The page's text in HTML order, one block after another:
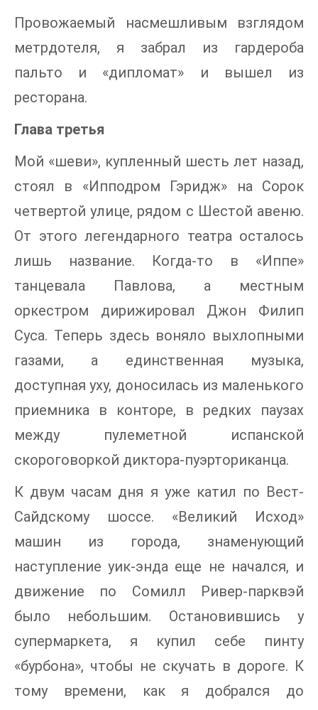
Провожаемый насмешливым взглядом
метрдотеля, я забрал из гардероба
пальто и «дипломат» и вышел из
ресторана.
Глава третья
Мой «шеви», купленный шесть лет назад,
стоял в «Ипподром Гэридж» на Сорок
четвертой улице, рядом с Шестой авеню.
От этого легендарного театра осталось
лишь название. Когда-то в «Иппе»
танцевала Павлова, а местным
оркестром дирижировал Джон Филип
Суса. Теперь здесь воняло выхлопными
газами, а единственная музыка,
доступная уху, доносилась из маленького
приемника в конторе, в редких паузах
между пулеметной испанской
скороговоркой диктора-пуэрториканца.
К двум часам дня я уже катил по Вест-
Сайдскому шоссе. «Великий Исход»
машин из города, знаменующий
наступление уик-энда еще не начался, и
движение по Сомилл Ривер-парквэй
было небольшим. Остановившись у
супермаркета, я купил себе пинту
«бурбона», чтобы не скучать в дороге. К
тому времени, как я добрался до